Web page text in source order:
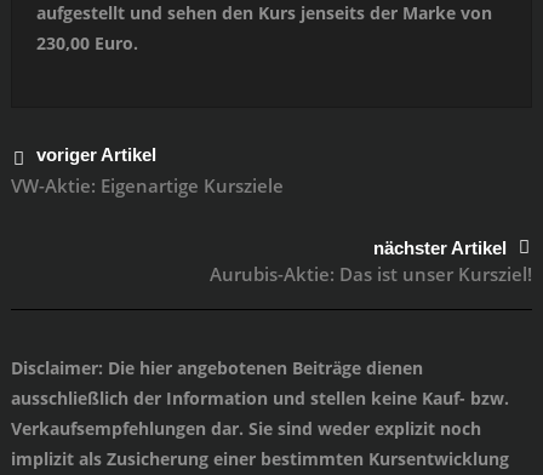
aufgestellt und sehen den Kurs jenseits der Marke von
230,00 Euro.
voriger Artikel
VW-Aktie: Eigenartige Kursziele
nächster Artikel
Aurubis-Aktie: Das ist unser Kursziel!
Disclaimer: Die hier angebotenen Beiträge dienen
ausschließlich der Information und stellen keine Kauf- bzw.
Verkaufsempfehlungen dar. Sie sind weder explizit noch
implizit als Zusicherung einer bestimmten Kursentwicklung